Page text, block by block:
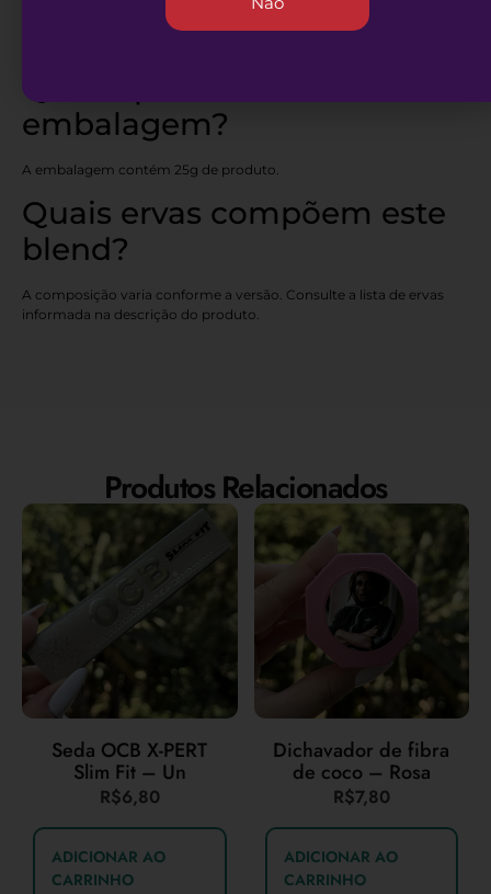
Qual o peso da
embalagem?
A embalagem contém 25g de produto.
Quais ervas compõem este
blend?
A composição varia conforme a versão. Consulte a lista de ervas
informada na descrição do produto.
Produtos Relacionados
Seda OCB X-PERT
Slim Fit – Un
R$6,80
ADICIONAR AO
CARRINHO
Dichavador de fibra
de coco – Rosa
R$7,80
ADICIONAR AO
CARRINHO